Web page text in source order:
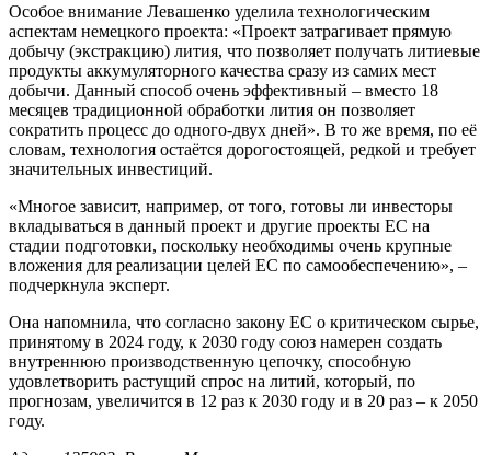
Особое внимание Левашенко уделила технологическим
аспектам немецкого проекта: «Проект затрагивает прямую
добычу (экстракцию) лития, что позволяет получать литиевые
продукты аккумуляторного качества сразу из самих мест
добычи. Данный способ очень эффективный – вместо 18
месяцев традиционной обработки лития он позволяет
сократить процесс до одного-двух дней». В то же время, по её
словам, технология остаётся дорогостоящей, редкой и требует
значительных инвестиций.
«Многое зависит, например, от того, готовы ли инвесторы
вкладываться в данный проект и другие проекты ЕС на
стадии подготовки, поскольку необходимы очень крупные
вложения для реализации целей ЕС по самообеспечению», –
подчеркнула эксперт.
Она напомнила, что согласно закону ЕС о критическом сырье,
принятому в 2024 году, к 2030 году союз намерен создать
внутреннюю производственную цепочку, способную
удовлетворить растущий спрос на литий, который, по
прогнозам, увеличится в 12 раз к 2030 году и в 20 раз – к 2050
году.